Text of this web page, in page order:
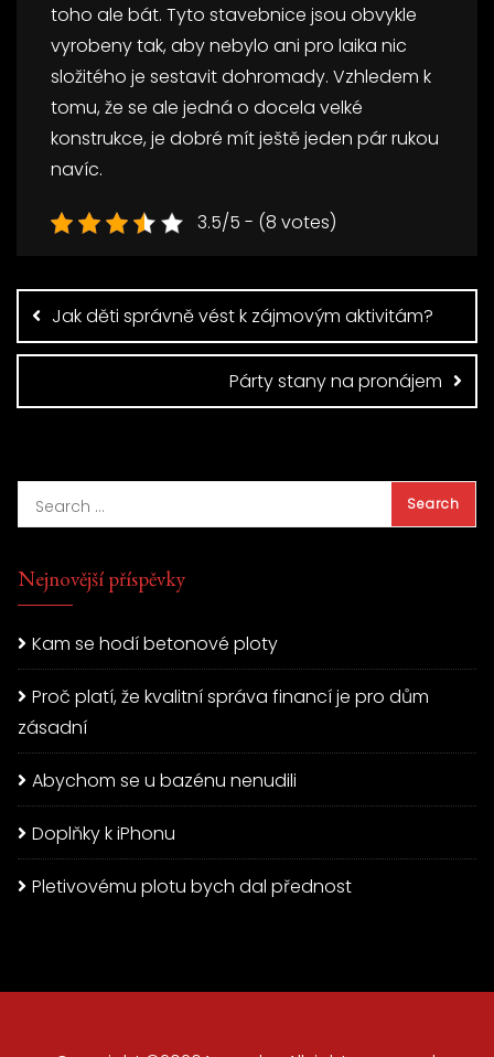
toho ale bát. Tyto stavebnice jsou obvykle
vyrobeny tak, aby nebylo ani pro laika nic
složitého je sestavit dohromady. Vzhledem k
tomu, že se ale jedná o docela velké
konstrukce, je dobré mít ještě jeden pár rukou
navíc.
3.5/5 - (8 votes)
pro
příspěvek
Jak děti správně vést k zájmovým aktivitám?
Párty stany na pronájem
Nejnovější příspěvky
Kam se hodí betonové ploty
Proč platí, že kvalitní správa financí je pro dům
zásadní
Abychom se u bazénu nenudili
Doplňky k iPhonu
Pletivovému plotu bych dal přednost